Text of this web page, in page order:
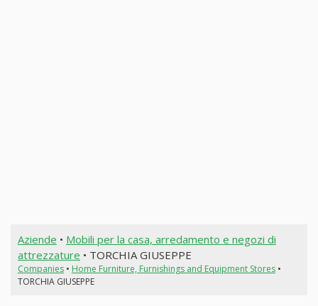
Aziende • Mobili per la casa, arredamento e negozi di
attrezzature • TORCHIA GIUSEPPE
Companies• Home Furniture, Furnishings and Equipment Stores•
TORCHIA GIUSEPPE